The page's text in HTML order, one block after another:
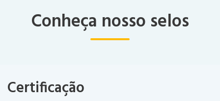
Conheça nosso selos
Certificação